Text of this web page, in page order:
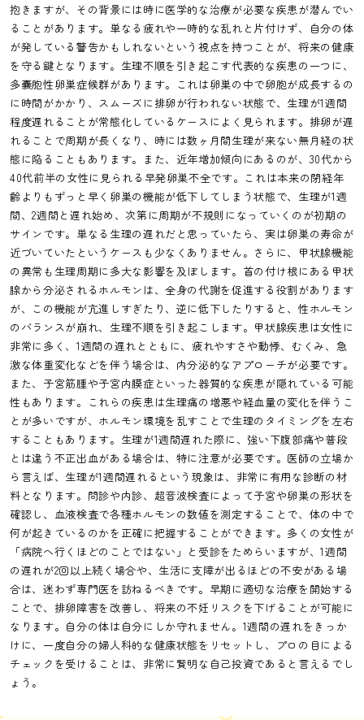
抱きますが、その背景には時に医学的な治療が必要な疾患が潜んでい
ることがあります。単なる疲れや一時的な乱れと片付けず、自分の体
が発している警告かもしれないという視点を持つことが、将来の健康
を守る鍵となります。生理不順を引き起こす代表的な疾患の一つに、
多嚢胞性卵巣症候群があります。これは卵巣の中で卵胞が成長するの
に時間がかかり、スムーズに排卵が行われない状態で、生理が1週間
程度遅れることが常態化しているケースによく見られます。排卵が遅
れることで周期が長くなり、時には数ヶ月間生理が来ない無月経の状
態に陥ることもあります。また、近年増加傾向にあるのが、30代から
40代前半の女性に見られる早発卵巣不全です。これは本来の閉経年
齢よりもずっと早く卵巣の機能が低下してしまう状態で、生理が1週
間、2週間と遅れ始め、次第に周期が不規則になっていくのが初期の
サインです。単なる生理の遅れだと思っていたら、実は卵巣の寿命が
近づいていたというケースも少なくありません。さらに、甲状腺機能
の異常も生理周期に多大な影響を及ぼします。首の付け根にある甲状
腺から分泌されるホルモンは、全身の代謝を促進する役割があります
が、この機能が亢進しすぎたり、逆に低下したりすると、性ホルモン
のバランスが崩れ、生理不順を引き起こします。甲状腺疾患は女性に
非常に多く、1週間の遅れとともに、疲れやすさや動悸、むくみ、急
激な体重変化などを伴う場合は、内分泌的なアプローチが必要です。
また、子宮筋腫や子宮内膜症といった器質的な疾患が隠れている可能
性もあります。これらの疾患は生理痛の増悪や経血量の変化を伴うこ
とが多いですが、ホルモン環境を乱すことで生理のタイミングを左右
することもあります。生理が1週間遅れた際に、強い下腹部痛や普段
とは違う不正出血がある場合は、特に注意が必要です。医師の立場か
ら言えば、生理が1週間遅れるという現象は、非常に有用な診断の材
料となります。問診や内診、超音波検査によって子宮や卵巣の形状を
確認し、血液検査で各種ホルモンの数値を測定することで、体の中で
何が起きているのかを正確に把握することができます。多くの女性が
「病院へ行くほどのことではない」と受診をためらいますが、1週間
の遅れが2回以上続く場合や、生活に支障が出るほどの不安がある場
合は、迷わず専門医を訪ねるべきです。早期に適切な治療を開始する
ことで、排卵障害を改善し、将来の不妊リスクを下げることが可能に
なります。自分の体は自分にしか守れません。1週間の遅れをきっか
けに、一度自分の婦人科的な健康状態をリセットし、プロの目による
チェックを受けることは、非常に賢明な自己投資であると言えるでし
ょう。